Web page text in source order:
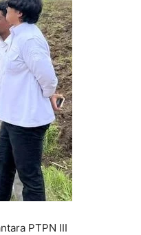
PTPN III